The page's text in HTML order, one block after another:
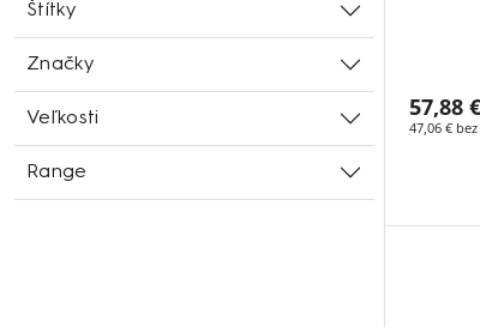
Štítky
Značky
Veľkosti
Range
57,88 €
47,06 € bez